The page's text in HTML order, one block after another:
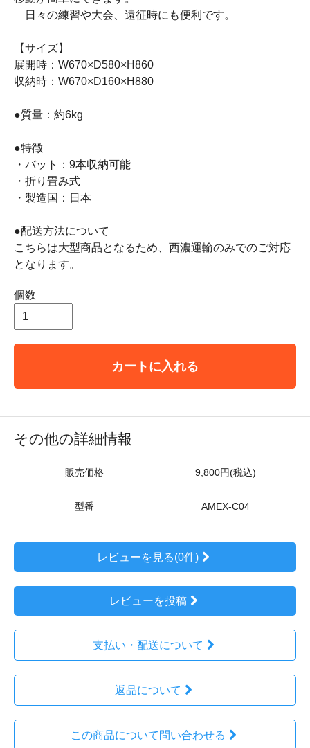
日々の練習や大会、遠征時にも便利です。
【サイズ】
展開時：W670×D580×H860
収納時：W670×D160×H880
●質量：約6kg
●特徴
・バット：9本収納可能
・折り畳み式
・製造国：日本
●配送方法について
こちらは大型商品となるため、西濃運輸のみでのご対応
となります。
個数
カートに入れる
その他の詳細情報
販売価格 9,800円(税込)
型番 AMEX-C04
レビューを見る(0件)
レビューを投稿
支払い・配送について
返品について
この商品について問い合わせる